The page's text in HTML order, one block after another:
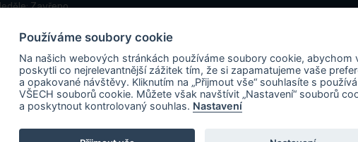
Zavřeno
realizovalMatosoft.
s. r. o.ve spolupráci s Ministerstvem průmyslu a obchodu v rámci Národního plánu
Používáme soubory cookie
Na našich webových stránkách používáme soubory cookie, abychom
poskytli co nejrelevantnější zážitek tím, že si zapamatujeme vaše
a opakované návštěvy. Kliknutím na „Přijmout vše“ souhlasíte s
VŠECH souborů cookie. Můžete však navštívit „Nastavení“ souborů
a poskytnout kontrolovaný souhlas. Nastavení